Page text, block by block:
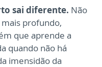
sai diferente. Não
profundo,
que aprende a
quando não há
imensidão da